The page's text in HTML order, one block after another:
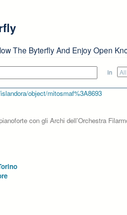
The Byterfly And Enjoy Open
in
object/mitosmaf%3A8693
con gli Archi dell’Orchestra